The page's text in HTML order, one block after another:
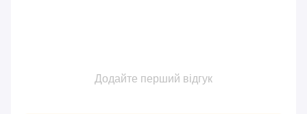
Додайте перший відгук